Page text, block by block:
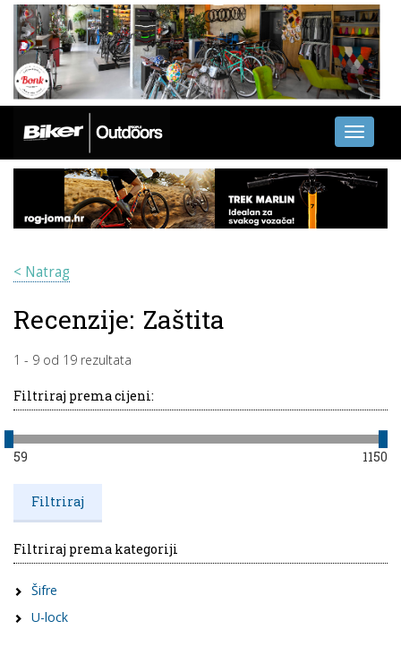
Toggle
< Natrag
Recenzije: Zaštita
1 - 9 od 19 rezultata
Filtriraj prema cijeni:
59 1150
Filtriraj prema kategoriji
Šifre
U-lock